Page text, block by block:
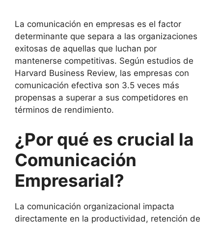
La comunicación en empresas es el factor
determinante que separa a las organizaciones
exitosas de aquellas que luchan por
mantenerse competitivas. Según estudios de
Harvard Business Review, las empresas con
comunicación efectiva son 3.5 veces más
propensas a superar a sus competidores en
términos de rendimiento.
¿Por qué es crucial la
Comunicación
Empresarial?
La comunicación organizacional impacta
directamente en la productividad, retención de